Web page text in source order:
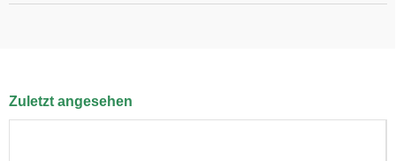
Zuletzt angesehen